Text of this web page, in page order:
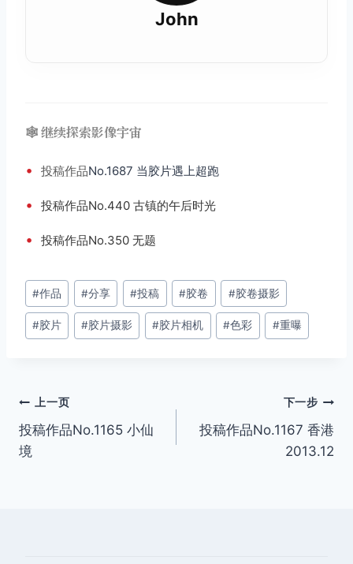
John
🕸️ 继续探索影像宇宙
• 投稿作品No.1687 当胶片遇上超跑
• 投稿作品No.440 古镇的午后时光
• 投稿作品No.350 无题
文
章
标
#作品 #分享 #投稿 #胶卷 #胶卷摄影
#胶片 #胶片摄影 #胶片相机 #色彩 #重曝
文
章
上一页
投稿作品No.1165 小仙
境
下一步
投稿作品No.1167 香港
2013.12